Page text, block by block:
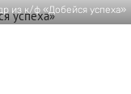
из к/ф «Добейся успеха»